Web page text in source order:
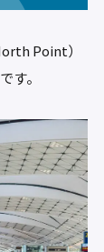
Point）
す。